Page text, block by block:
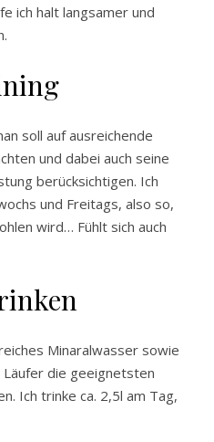
ich halt langsamer und
soll auf ausreichende
und dabei auch seine
berücksichtigen. Ich
und Freitags, also so,
wird… Fühlt sich auch
Minaralwasser sowie
die geeignetsten
Ich trinke ca. 2,5l am Tag,